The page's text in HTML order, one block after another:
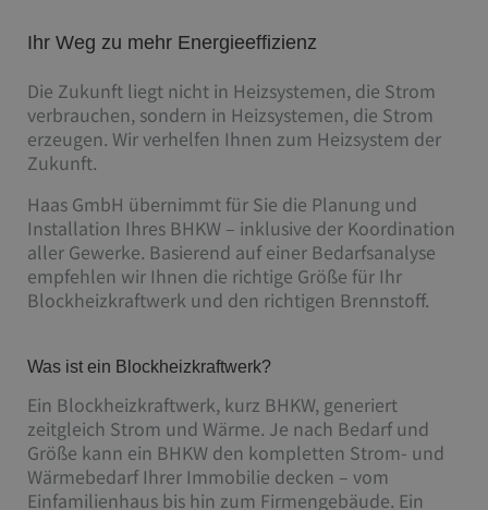
Ihr Weg zu mehr Energieeffizienz
Die Zukunft liegt nicht in Heizsystemen, die Strom
verbrauchen, sondern in Heizsystemen, die Strom
erzeugen. Wir verhelfen Ihnen zum Heizsystem der
Zukunft.
Haas GmbH übernimmt für Sie die Planung und
Installation Ihres BHKW – inklusive der Koordination
aller Gewerke. Basierend auf einer Bedarfsanalyse
empfehlen wir Ihnen die richtige Größe für Ihr
Blockheizkraftwerk und den richtigen Brennstoff.
Was ist ein Blockheizkraftwerk?
Ein Blockheizkraftwerk, kurz BHKW, generiert
zeitgleich Strom und Wärme. Je nach Bedarf und
Größe kann ein BHKW den kompletten Strom- und
Wärmebedarf Ihrer Immobilie decken – vom
Einfamilienhaus bis hin zum Firmengebäude. Ein